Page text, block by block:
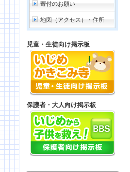
寄付のお願い
地図（アクセス）・住所
児童・生徒向け掲示板
保護者・大人向け掲示板